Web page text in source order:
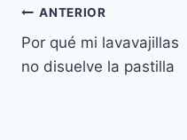
Navegación
de
ANTERIOR
Por qué mi lavavajillas
no disuelve la pastilla